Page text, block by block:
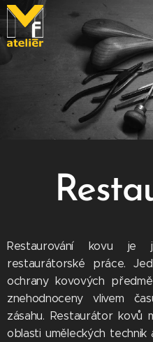
Restaurování kovu je
restaurátorské práce.
ochrany kovových
znehodnoceny vlivem
zásahu. Restaurátor kovů
oblasti uměleckých